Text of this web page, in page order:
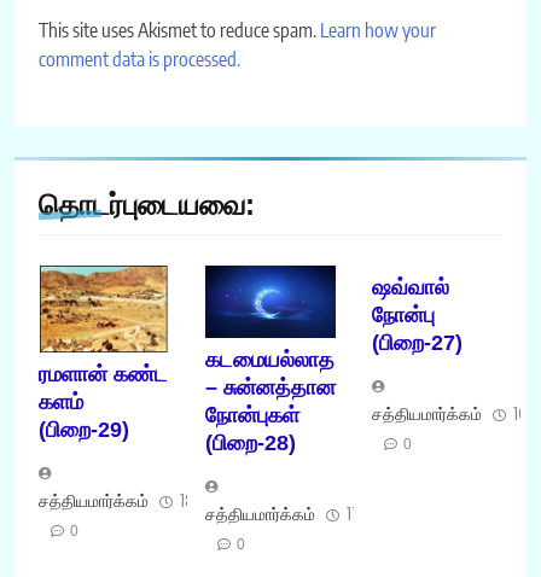
This site uses Akismet to reduce spam. Learn how your
comment data is processed.
தொடர்புடையவை:
ரமளான் கண்ட
களம்
(பிறை-29)
சத்தியமார்க்கம் 18/03/2026
0
கடமையல்லாத
– சுன்னத்தான
நோன்புகள்
(பிறை-28)
சத்தியமார்க்கம் 17/03/2026
0
ஷவ்வால்
நோன்பு
(பிறை-27)
சத்தியமார்க்கம்
0